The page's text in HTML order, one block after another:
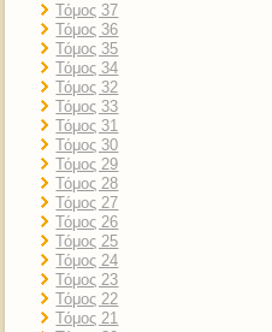
Τόμος 37
Τόμος 36
Τόμος 35
Τόμος 34
Τόμος 32
Τόμος 33
Τόμος 31
Τόμος 30
Τόμος 29
Τόμος 28
Τόμος 27
Τόμος 26
Τόμος 25
Τόμος 24
Τόμος 23
Τόμος 22
Τόμος 21